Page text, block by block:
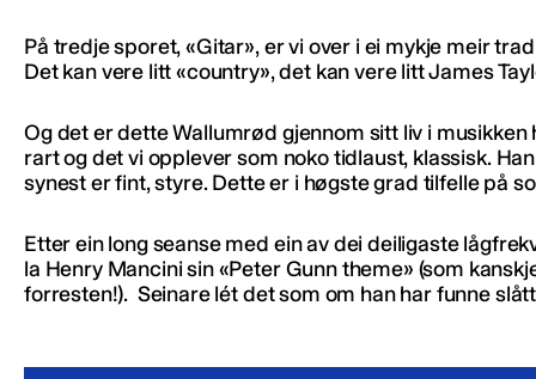
På tredje sporet, «Gitar», er vi over i ei mykje meir
Det kan vere litt «country», det kan vere litt James
Og det er dette Wallumrød gjennom sitt liv i
rart og det vi opplever som noko tidlaust, klassisk.
synest er fint, styre. Dette er i høgste grad tilfelle på
Etter ein long seanse med ein av dei deiligaste
la Henry Mancini sin «Peter Gunn theme» (som
forresten!). Seinare lét det som om han har funne